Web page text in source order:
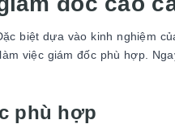
biệt dựa vào kinh nghiệm
việc giám đốc phù hợp.
phù hợp